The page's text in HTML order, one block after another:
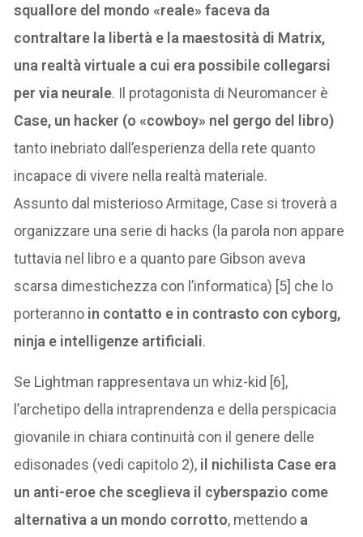
squallore del mondo «reale» faceva da
contraltare la libertà e la maestosità di Matrix,
una realtà virtuale a cui era possibile collegarsi
per via neurale. Il protagonista di Neuromancer è
Case, un hacker (o «cowboy» nel gergo del libro)
tanto inebriato dall’esperienza della rete quanto
incapace di vivere nella realtà materiale.
Assunto dal misterioso Armitage, Case si troverà a
organizzare una serie di hacks (la parola non appare
tuttavia nel libro e a quanto pare Gibson aveva
scarsa dimestichezza con l’informatica) [5] che lo
porteranno in contatto e in contrasto con cyborg,
ninja e intelligenze artificiali.
Se Lightman rappresentava un whiz-kid [6],
l’archetipo della intraprendenza e della perspicacia
giovanile in chiara continuità con il genere delle
edisonades (vedi capitolo 2), il nichilista Case era
un anti-eroe che sceglieva il cyberspazio come
alternativa a un mondo corrotto, mettendo a